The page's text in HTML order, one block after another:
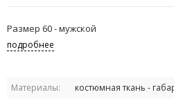
Размер 60 - мужской
подробнее
Материалы: костюмная ткань -